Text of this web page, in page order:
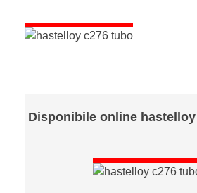
Disponibile online